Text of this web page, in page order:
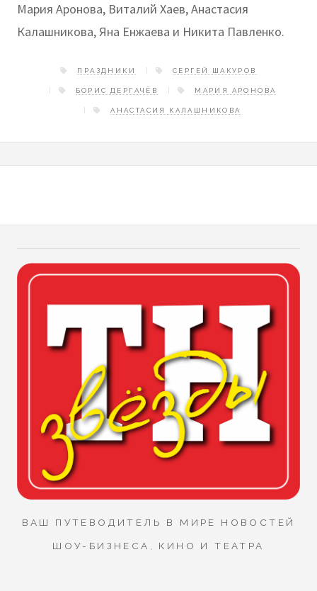
Мария Аронова, Виталий Хаев, Анастасия
Калашникова, Яна Енжаева и Никита Павленко.
ПРАЗДНИКИ СЕРГЕЙ ШАКУРОВ
БОРИС ДЕРГАЧЁВ МАРИЯ АРОНОВА
АНАСТАСИЯ КАЛАШНИКОВА
ВАШ ПУТЕВОДИТЕЛЬ В МИРЕ НОВОСТЕЙ
ШОУ-БИЗНЕСА, КИНО И ТЕАТРА